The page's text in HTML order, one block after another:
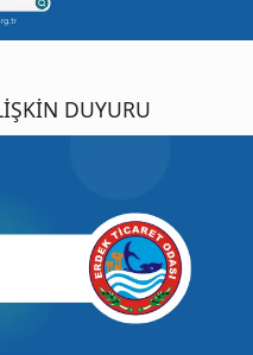
DUYURU